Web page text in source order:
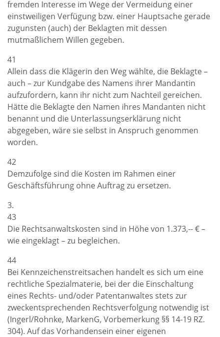
fremden Interesse im Wege der Vermeidung einer
einstweiligen Verfügung bzw. einer Hauptsache gerade
zugunsten (auch) der Beklagten mit dessen
mutmaßlichem Willen gegeben.
41
Allein dass die Klägerin den Weg wählte, die Beklagte –
auch – zur Kundgabe des Namens ihrer Mandantin
aufzufordern, kann ihr nicht zum Nachteil gereichen.
Hätte die Beklagte den Namen ihres Mandanten nicht
benannt und die Unterlassungserklärung nicht
abgegeben, wäre sie selbst in Anspruch genommen
worden.
42
Demzufolge sind die Kosten im Rahmen einer
Geschäftsführung ohne Auftrag zu ersetzen.
3.
43
Die Rechtsanwaltskosten sind in Höhe von 1.373,-- € –
wie eingeklagt – zu begleichen.
44
Bei Kennzeichenstreitsachen handelt es sich um eine
rechtliche Spezialmaterie, bei der die Einschaltung
eines Rechts- und/oder Patentanwaltes stets zur
zweckentsprechenden Rechtsverfolgung notwendig ist
(Ingerl/Rohnke, MarkenG, Vorbemerkung §§ 14-19 RZ.
304). Auf das Vorhandensein einer eigenen